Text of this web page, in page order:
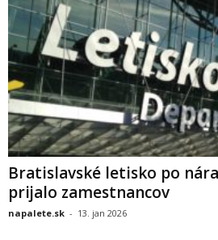
Bratislavské letisko po
prijalo zamestnancov
napalete.sk - 13. jan 2026